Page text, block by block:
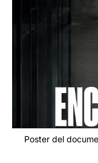
Poster del